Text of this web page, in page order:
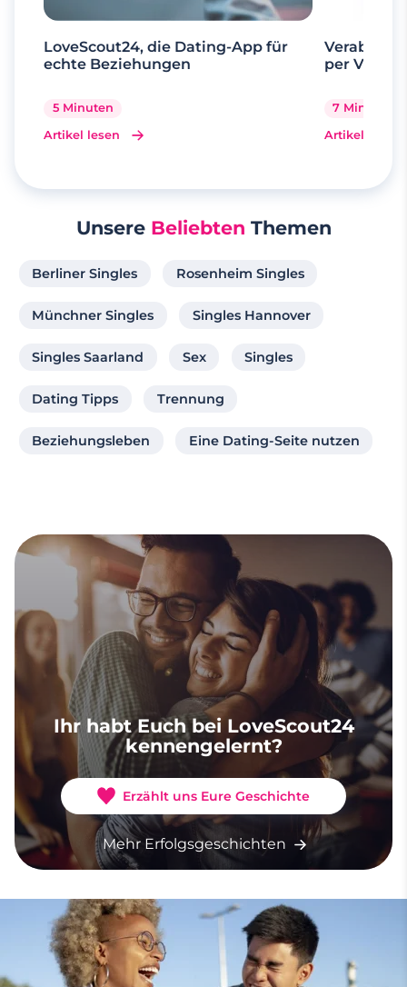
LoveScout24, die Dating-App für
echte Beziehungen
5 Minuten
Artikel lesen
per
7 Minuten
Artikel lesen
Unsere Beliebten Themen
Berliner Singles Rosenheim Singles
Münchner Singles Singles Hannover
Singles Saarland Sex Singles
Dating Tipps Trennung
Beziehungsleben Eine Dating-Seite nutzen
Ihr habt Euch bei LoveScout24
kennengelernt?
Erzählt uns Eure Geschichte
Mehr Erfolgsgeschichten